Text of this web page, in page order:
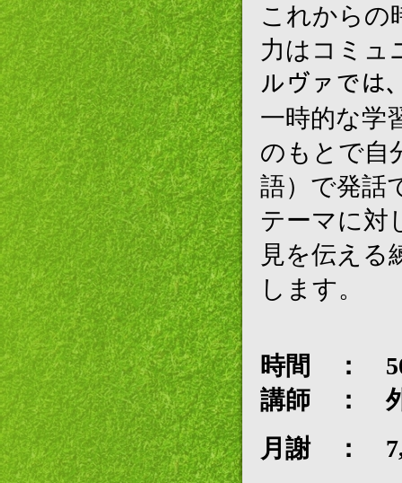
これからの
力はコミュ
ルヴァでは
一時的な学
のもとで自
語）で発話
テーマに対
見を伝える
します。
時間 ：
講師 ：
月謝 ：